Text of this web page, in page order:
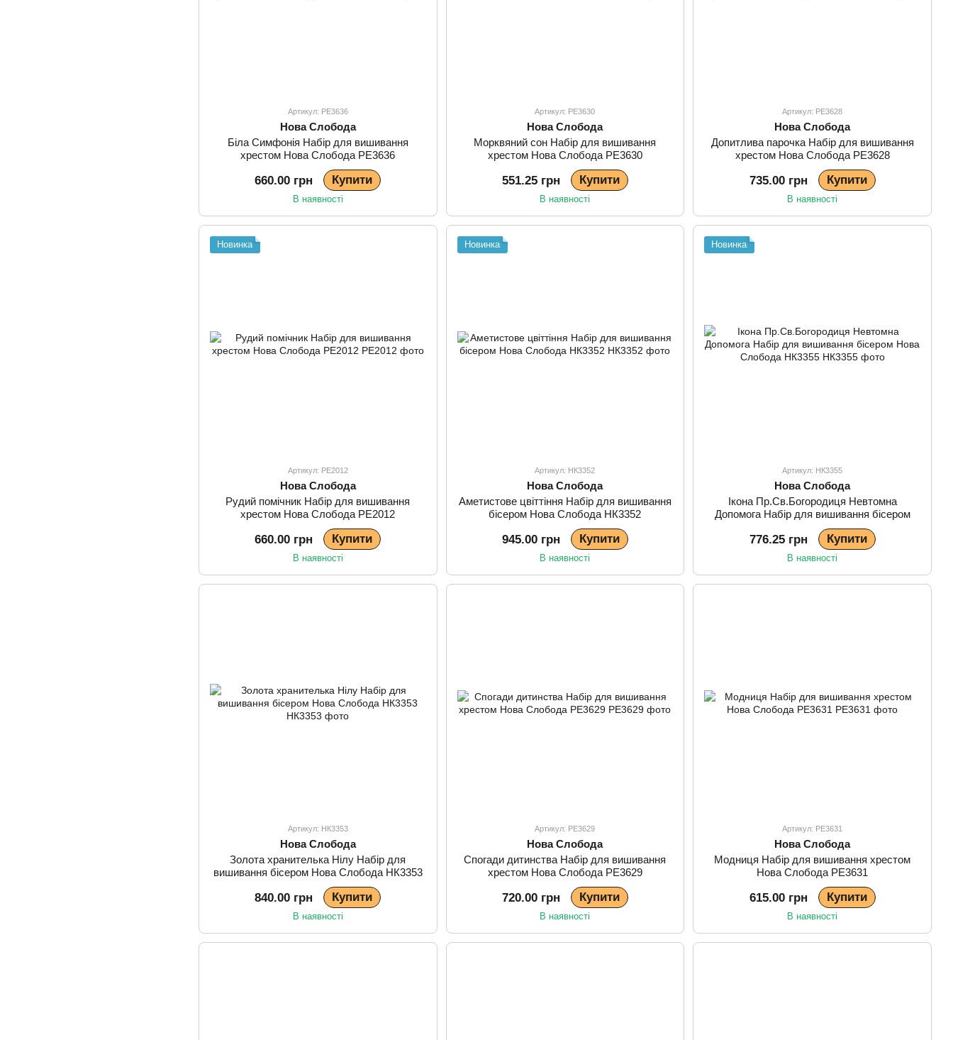
Артикул: РЕ3636
Нова Слобода
Біла Симфонія Набір для вишивання
хрестом Нова Слобода РЕ3636
660.00 грн Купити
В наявності
Артикул: РЕ3630
Нова Слобода
Морквяний сон Набір для вишивання
хрестом Нова Слобода РЕ3630
551.25 грн Купити
В наявності
Артикул: РЕ3628
Нова Слобода
Допитлива парочка Набір для вишивання
хрестом Нова Слобода РЕ3628
735.00 грн Купити
В наявності
Новинка
Артикул: РЕ2012
Нова Слобода
Рудий помічник Набір для вишивання
хрестом Нова Слобода РЕ2012
660.00 грн Купити
В наявності
Новинка
Артикул: НК3352
Нова Слобода
Аметистове цвіттіння Набір для вишивання
бісером Нова Слобода НК3352
945.00 грн Купити
В наявності
Новинка
Артикул: НК3355
Нова Слобода
Ікона Пр.Св.Богородиця Невтомна
Допомога Набір для вишивання бісером
Нова Слобода НК3355
776.25 грн Купити
В наявності
Артикул: НК3353
Нова Слобода
Золота хранителька Нілу Набір для
вишивання бісером Нова Слобода НК3353
840.00 грн Купити
В наявності
Артикул: РЕ3629
Нова Слобода
Спогади дитинства Набір для вишивання
хрестом Нова Слобода РЕ3629
720.00 грн Купити
В наявності
Артикул: РЕ3631
Нова Слобода
Модниця Набір для вишивання хрестом
Нова Слобода РЕ3631
615.00 грн Купити
В наявності